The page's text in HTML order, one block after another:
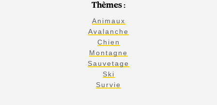
Thèmes :
Animaux
Avalanche
Chien
Montagne
Sauvetage
Ski
Survie